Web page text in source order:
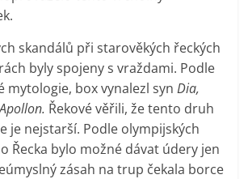
skandálů při starověkých řeckých
byly spojeny s vraždami. Podle
mytologie, box vynalezl synDia,
Apollon. Řekové věřili, že tento druh
je nejstarší. Podle olympijských
Řecka bylo možné dávat údery jen
zásah na trup čekala borce